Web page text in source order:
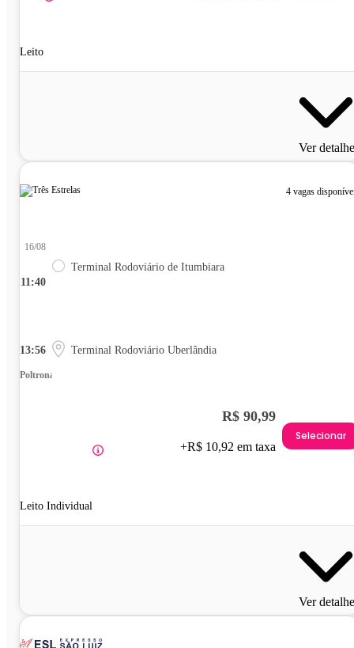
Leito
Ver
4 vagas
11:40
16/08
Terminal Rodoviário de Itumbiara
13:56 Terminal Rodoviário Uberlândia
Poltrona
Leito Individual
R$ 90,99
+R$ 10,92 em taxa
Selecionar
Ver